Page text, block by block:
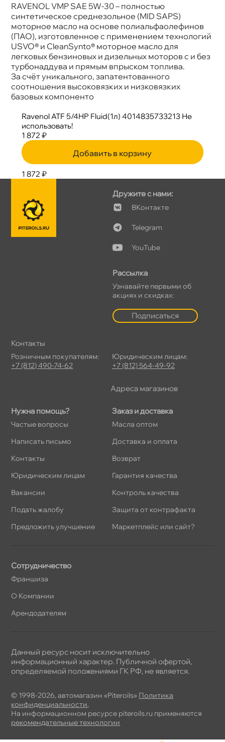
RAVENOL VMP SAE 5W-30 – полностью
синтетическое среднезольное (MID SAPS)
моторное масло на основе полиальфаолефино
(ПАО), изготовленное с применением технологий
USVO® и CleanSynto® моторное масло для
легковых бензиновых и дизельных моторов с и без
турбонаддува и прямым впрыском топлива.
За счёт уникального, запатентованного
соотношения высоковязких и низковязких
азовых компоненто
Ravenol ATF 5/4HP Fluid(1л) 4014835733213 Не
использовать!
1 872 ₽
Добавить в корзину
1 872 ₽
Нужна помощь?
Частые вопросы
Написать письмо
Контакты
Юридическим лицам
акансии
Подать жалобу
Предложить улучшение
Заказ и доставка
Масла оптом
Доставка и оплата
озврат
Гарантия качества
Контроль качества
Защита от контрафакта
Маркетплейс или сайт?
Дружите с нами:
Контакте
Telegram
YouTube
Рассылка
Узнавайте первыми о
акциях и скидках:
Подписаться
Сотрудничество
Франшиза
О Компании
Арендодателям
Контакты
Розничным покупателям:
+7 (812) 490-74-62
Юридическим лицам:
+7 (812) 564-49-92
Адреса магазино
© 1998-2026, автомагазин «Piteroils» Политика
конфиденциальности,
На информационном ресурсе piteroils.ru применяются
рекомендательные технологии
Данный ресурс носит исключительно
информационный характер. Публичной офертой,
определяемой положениями ГК РФ, не является.